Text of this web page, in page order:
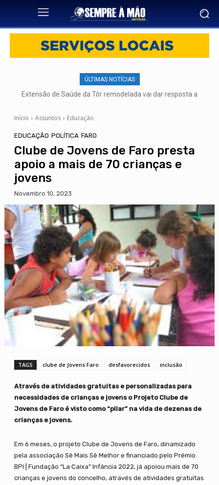
ÚLTIMAS NOTÍCIAS
Extensão de Saúde da Tôr remodelada vai dar resposta a
Início Assuntos Educação
EDUCAÇÃO POLÍTICA FARO
Clube de Jovens de Faro presta
apoio a mais de 70 crianças e
jovens
Novembro 10, 2023
TAGS clube de Jovens Faro desfavorecidos inclusão
Através de atividades gratuitas e personalizadas para
necessidades de crianças e jovens o Projeto Clube de
Jovens de Faro é visto como “pilar” na vida de dezenas de
crianças e jovens.
Em 6 meses, o projeto Clube de Jovens de Faro, dinamizado
pela associação Sê Mais Sê Melhor e financiado pelo Prémio
BPI | Fundação “La Caixa” Infância 2022, já apoiou mais de 70
crianças e jovens do concelho, através de atividades gratuitas